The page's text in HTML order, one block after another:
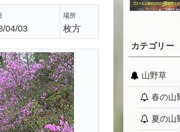
04/03
場所
枚方
カテゴリー
山野草
春の山
夏の山